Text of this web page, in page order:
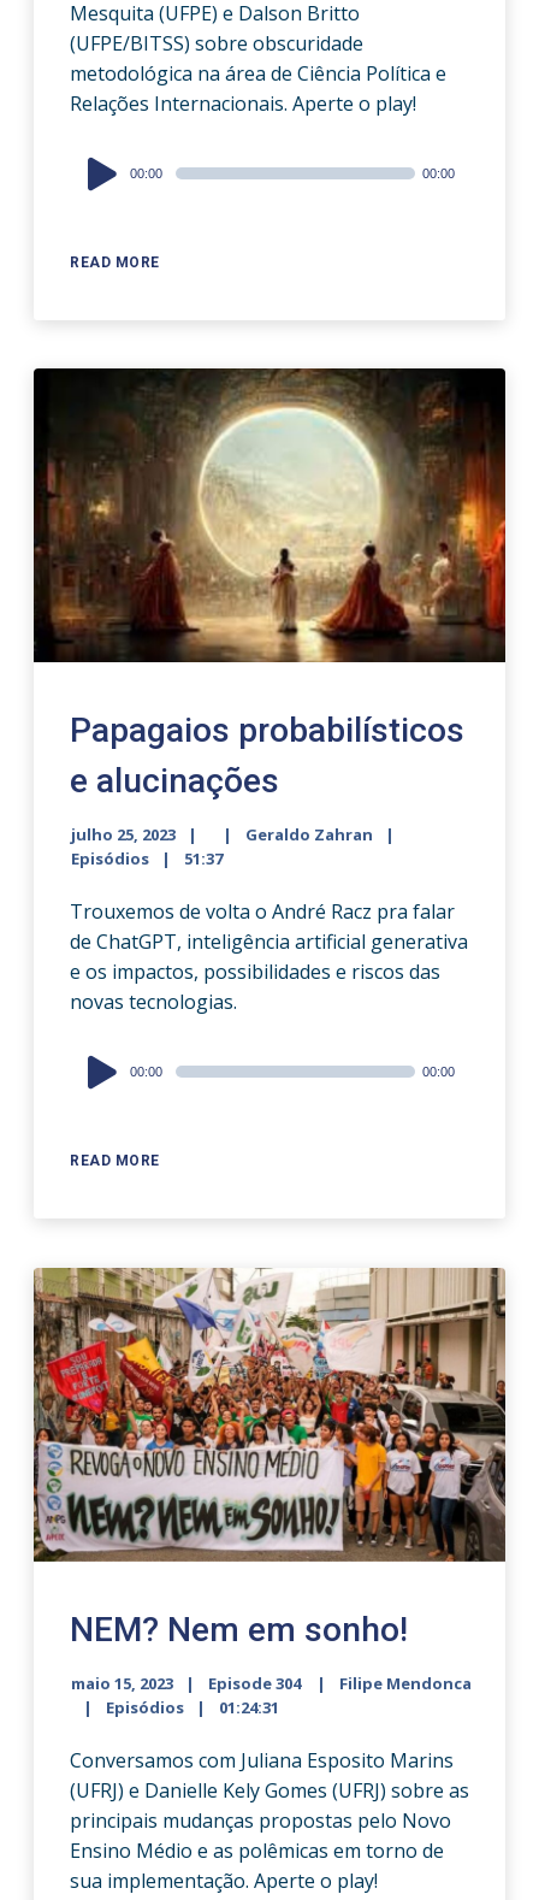
Mesquita (UFPE) e Dalson Britto
(UFPE/BITSS) sobre obscuridade
metodológica na área de Ciência Política e
Relações Internacionais. Aperte o play!
READ MORE
Audio
Player
00:00 00:00
Papagaios probabilísticos
e alucinações
julho 25, 2023
Geraldo Zahran
Episódios
51:37
Trouxemos de volta o André Racz pra falar
de ChatGPT, inteligência artificial generativa
e os impactos, possibilidades e riscos das
novas tecnologias.
READ MORE
Audio
Player
00:00 00:00
NEM? Nem em sonho!
maio 15, 2023 Episode 304
Filipe Mendonca
Episódios
01:24:31
Conversamos com Juliana Esposito Marins
(UFRJ) e Danielle Kely Gomes (UFRJ) sobre as
principais mudanças propostas pelo Novo
Ensino Médio e as polêmicas em torno de
sua implementação. Aperte o play!